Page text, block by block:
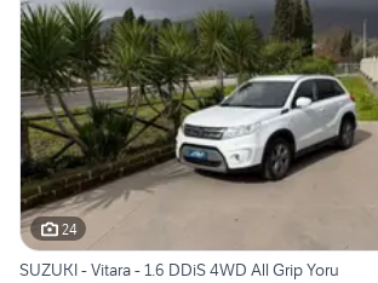
24
SUZUKI - Vitara - 1.6 DDiS 4WD All Grip Yoru